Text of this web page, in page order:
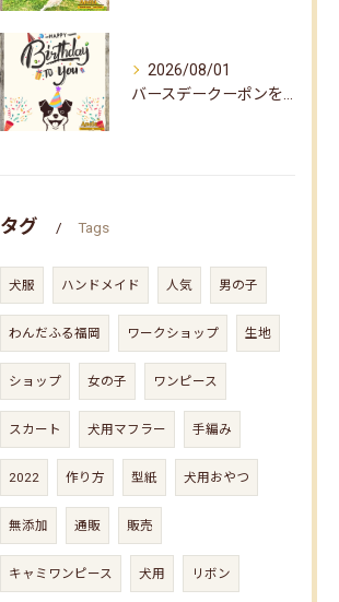
2026/08/01
タグ Tags
犬服 ハンドメイド 人気 男の子
わんだふる福岡 ワークショップ 生地
ショップ 女の子 ワンピース
スカート 犬用マフラー 手編み
2022 作り方 型紙 犬用おやつ
無添加 通販 販売
キャミワンピース 犬用 リボン